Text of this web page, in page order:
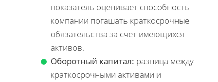
показатель оценивает способность
компании погашать краткосрочные
обязательства за счет имеющихся
активов.
Оборотный капитал: разница между
краткосрочными активами и